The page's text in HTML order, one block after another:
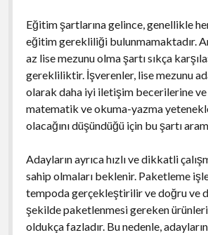
Eğitim şartlarına gelince, genellikle
eğitim gerekliliği bulunmamaktadır.
az lise mezunu olma şartı sıkça
gerekliliktir. İşverenler, lise mezunu
olarak daha iyi iletişim becerilerine
matematik ve okuma-yazma
olacağını düşündüğü için bu şartı
Adayların ayrıca hızlı ve dikkatli
sahip olmaları beklenir. Paketleme
tempoda gerçekleştirilir ve doğru ve
şekilde paketlenmesi gereken
oldukça fazladır. Bu nedenle,